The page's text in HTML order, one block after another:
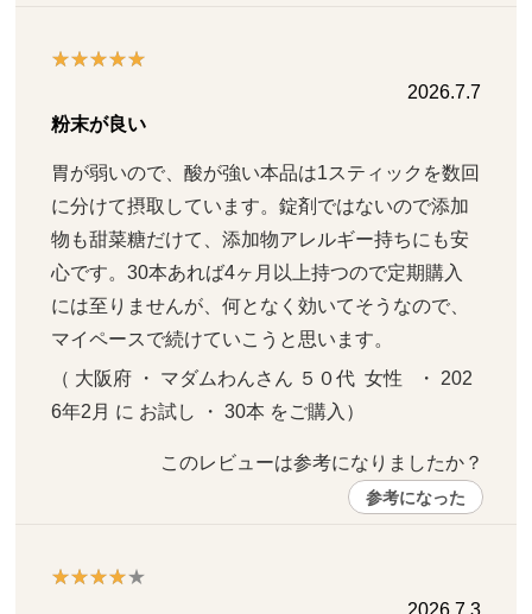
2026.7.7
粉末が良い
胃が弱いので、酸が強い本品は1スティックを数回
に分けて摂取しています。錠剤ではないので添加
物も甜菜糖だけて、添加物アレルギー持ちにも安
心です。30本あれば4ヶ月以上持つので定期購入
には至りませんが、何となく効いてそうなので、
マイペースで続けていこうと思います。
（ 大阪府 ・ マダムわんさん ５０代  女性   ・ 202
6年2月 に お試し ・ 30本 をご購入）
このレビューは参考になりましたか？
参考になった
2026.7.3